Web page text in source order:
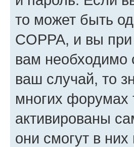
то может быть
COPPA, и вы
вам необходимо
ваш случай, то
многих форумах
активированы
они смогут в